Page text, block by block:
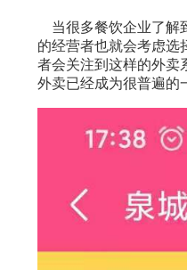
当很多餐饮企业了解
的经营者也就会考虑选
者会关注到这样的外卖
外卖已经成为很普遍的